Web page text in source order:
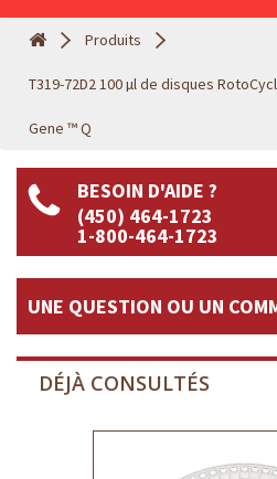
Produits
T319-72D2 100 µl de disques
Gene ™ Q
BESOIN D'AIDE ?
(450) 464-1723
1-800-464-1723
UNE QUESTION OU UN
DÉJÀ CONSULTÉS